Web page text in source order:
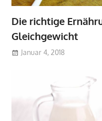
Die richtige
Gleichgewicht
Januar 4, 2018